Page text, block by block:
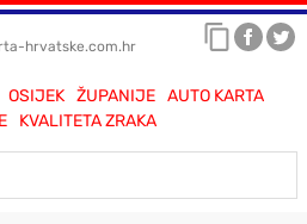
hrvatske.com.hr
OSIJEK ŽUPANIJE
AUTO KARTA
KVALITETA ZRAKA